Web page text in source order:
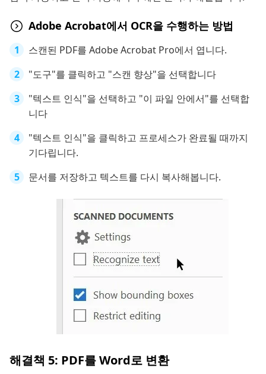
Adobe Acrobat에서 OCR을 수행하는 방법
스캔된 PDF를 Adobe Acrobat Pro에서 엽니다.
"도구"를 클릭하고 "스캔 향상"을 선택합니다
"텍스트 인식"을 선택하고 "이 파일 안에서"를 선택합
니다
"텍스트 인식"을 클릭하고 프로세스가 완료될 때까지
기다립니다.
문서를 저장하고 텍스트를 다시 복사해봅니다.
해결책 5: PDF를 Word로 변환